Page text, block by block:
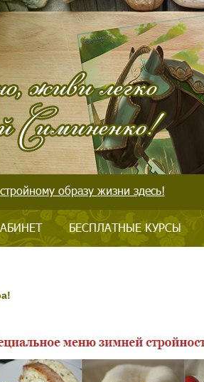
образу жизни здесь!
БЕСПЛАТНЫЕ КУРСЫ